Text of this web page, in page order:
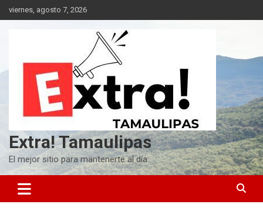
Skip
to
viernes, agosto 7, 2026
Extra! Tamaulipas
El mejor sitio para mantenerte al día